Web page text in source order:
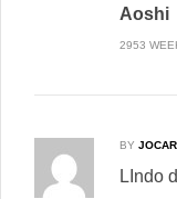
Aoshi
2953
BY
LIndo